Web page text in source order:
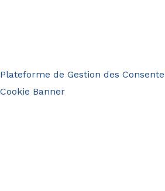
Plateforme de Gestion des
Cookie Banner